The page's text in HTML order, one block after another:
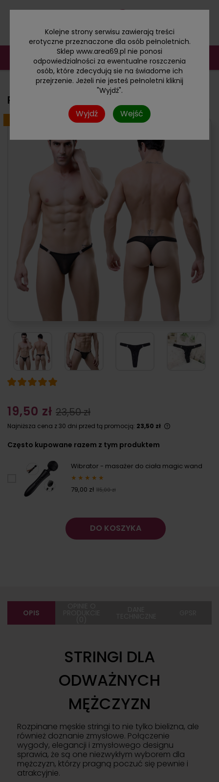
Kolejne strony serwisu zawierają treści
erotyczne przeznaczone dla osób pełnoletnich.
Sklep www.area69.pl nie ponosi
odpowiedzialności za ewentualne roszczenia
osób, które zdecydują sie na świadome ich
przejrzenie. Jeżeli nie jesteś pełnoletni kliknij
"Wyjdź".
Wyjdź Wejść
Rozpinane stringi męskie
NOWOŚĆ
19,50 zł 23,50 zł
Najniższa cena z 30 dni przed tą promocją: 23,50 zł
pojawił się w
Często kupowane razem z tym produktem
Wibrator - masażer do ciała magic wand
★ ★ ★ ★ ★
79,00 zł 115,00 zł
DO KOSZYKA
OPIS
STRINGI DLA
ODWAŻNYCH
MĘŻCZYZN
Rozpinane męskie stringi to nie tylko bielizna, ale
również doznanie zmysłowe. Połączenie
wygody, elegancji i zmysłowego designu
sprawia, że są one niezwykłym wyborem dla
mężczyzn, którzy pragną poczuć się pewnie i
atrakcyjnie.